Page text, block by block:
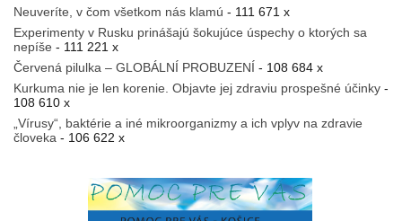
Neuveríte, v čom všetkom nás klamú - 111 671 x
Experimenty v Rusku prinášajú šokujúce úspechy o ktorých sa
nepíše - 111 221 x
Červená pilulka – GLOBÁLNÍ PROBUZENÍ - 108 684 x
Kurkuma nie je len korenie. Objavte jej zdraviu prospešné účinky -
108 610 x
„Vírusy“, baktérie a iné mikroorganizmy a ich vplyv na zdravie
človeka - 106 622 x